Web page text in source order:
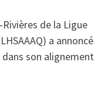
de la Ligue
a annoncé
dans son alignement